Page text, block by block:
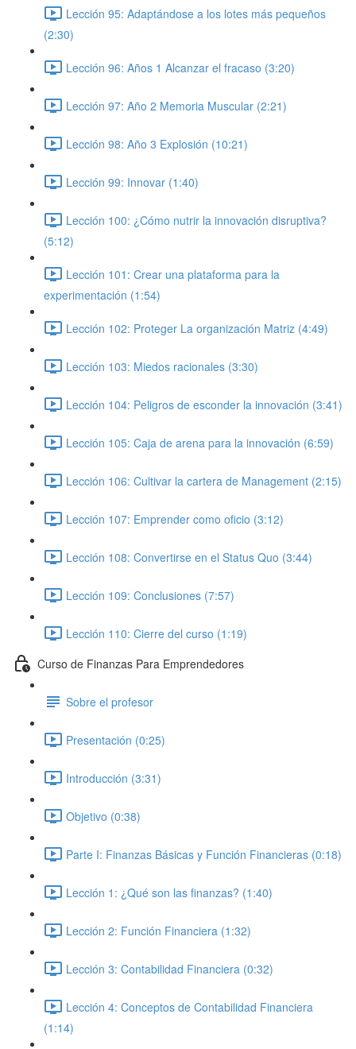
Lección 95: Adaptándose a los lotes más pequeños
(2:30)
Lección 96: Años 1 Alcanzar el fracaso (3:20)
Lección 97: Año 2 Memoria Muscular (2:21)
Lección 98: Año 3 Explosión (10:21)
Lección 99: Innovar (1:40)
Lección 100: ¿Cómo nutrir la innovación disruptiva?
(5:12)
Lección 101: Crear una plataforma para la
experimentación (1:54)
Lección 102: Proteger La organización Matriz (4:49)
Lección 103: Miedos racionales (3:30)
Lección 104: Peligros de esconder la innovación (3:41)
Lección 105: Caja de arena para la innovación (6:59)
Lección 106: Cultivar la cartera de Management (2:15)
Lección 107: Emprender como oficio (3:12)
Lección 108: Convertirse en el Status Quo (3:44)
Lección 109: Conclusiones (7:57)
Lección 110: Cierre del curso (1:19)
Curso de Finanzas Para Emprendedores
Sobre el profesor
Presentación (0:25)
Introducción (3:31)
Objetivo (0:38)
Parte I: Finanzas Básicas y Función Financieras (0:18)
Lección 1: ¿Qué son las finanzas? (1:40)
Lección 2: Función Financiera (1:32)
Lección 3: Contabilidad Financiera (0:32)
Lección 4: Conceptos de Contabilidad Financiera
(1:14)